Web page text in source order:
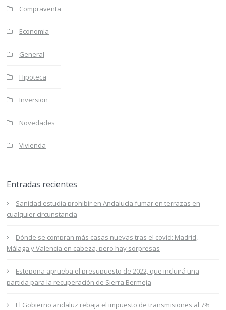
Compraventa
Economia
General
Hipoteca
Inversion
Novedades
Vivienda
Entradas recientes
Sanidad estudia prohibir en Andalucía fumar en terrazas en
cualquier circunstancia
Dónde se compran más casas nuevas tras el covid: Madrid,
Málaga y Valencia en cabeza, pero hay sorpresas
Estepona aprueba el presupuesto de 2022, que incluirá una
partida para la recuperación de Sierra Bermeja
El Gobierno andaluz rebaja el impuesto de transmisiones al 7%